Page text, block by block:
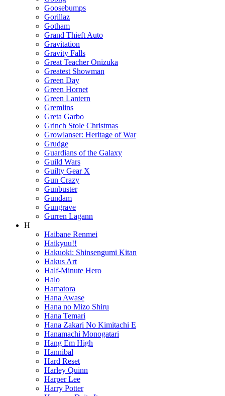
Goosebumps
Gorillaz
Gotham
Grand Thieft Auto
Gravitation
Gravity Falls
Great Teacher Onizuka
Greatest Showman
Green Day
Green Hornet
Green Lantern
Gremlins
Greta Garbo
Grinch Stole Christmas
Growlanser: Heritage of War
Grudge
Guardians of the Galaxy
Guild Wars
Guilty Gear X
Gun Crazy
Gunbuster
Gundam
Gungrave
Gurren Lagann
H
Haibane Renmei
Haikyuu!!
Hakuoki: Shinsengumi Kitan
Hakus Art
Half-Minute Hero
Halo
Hamatora
Hana Awase
Hana no Mizo Shiru
Hana Temari
Hana Zakari No Kimitachi E
Hanamachi Monogatari
Hang Em High
Hannibal
Hard Reset
Harley Quinn
Harper Lee
Harry Potter